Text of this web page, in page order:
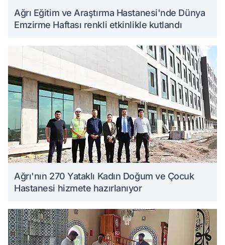
Ağrı Eğitim ve Araştırma Hastanesi'nde Dünya
Emzirme Haftası renkli etkinlikle kutlandı
Ağrı'nın 270 Yataklı Kadın Doğum ve Çocuk
Hastanesi hizmete hazırlanıyor